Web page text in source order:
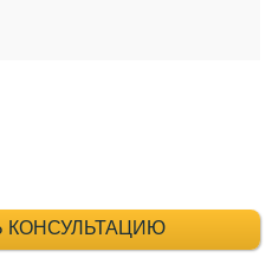
КОНСУЛЬТАЦИЮ
+7 (495) 660-35-